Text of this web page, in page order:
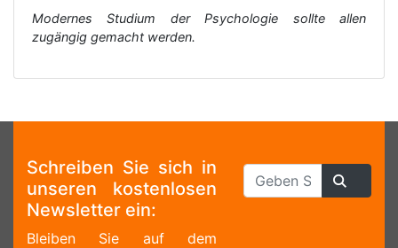
Modernes Studium der Psychologie sollte allen
zugängig gemacht werden.
Schreiben Sie sich in
unseren kostenlosen
Newsletter ein:
Bleiben Sie auf dem